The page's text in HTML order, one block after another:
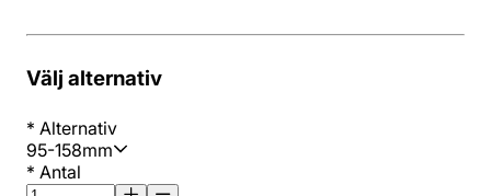
Välj alternativ
* Alternativ
95-158mm
* Antal